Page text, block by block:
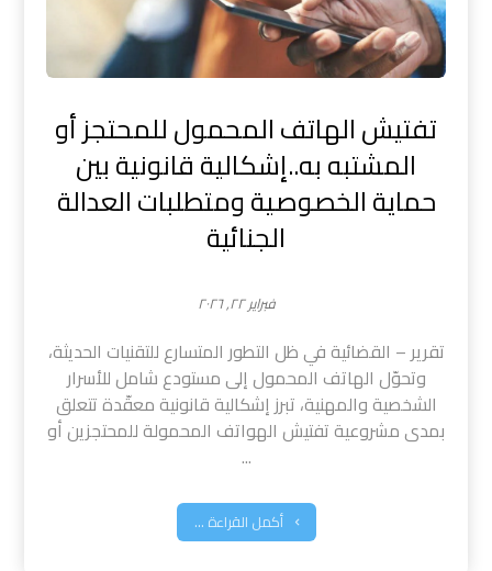
تفتيش الهاتف المحمول للمحتجز أو
المشتبه به..إشكالية قانونية بين
حماية الخصوصية ومتطلبات العدالة
الجنائية
فبراير ٢٢, ٢٠٢٦
تقرير – القضائية في ظل التطور المتسارع للتقنيات الحديثة،
وتحوّل الهاتف المحمول إلى مستودع شامل للأسرار
الشخصية والمهنية، تبرز إشكالية قانونية معقّدة تتعلق
بمدى مشروعية تفتيش الهواتف المحمولة للمحتجزين أو
...
أكمل القراءة ...